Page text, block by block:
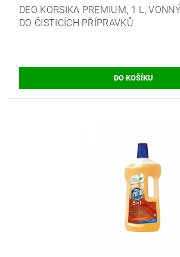
DEO KORSIKA PREMIUM, 1 L,
DO ČISTICÍCH PŘÍPRAVKŮ